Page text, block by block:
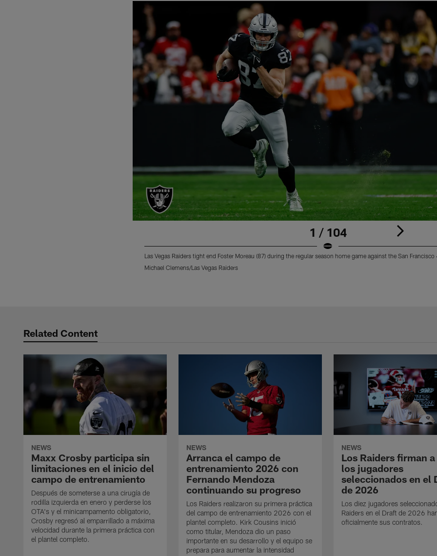
1 / 104
Las Vegas Raiders tight end Foster Moreau (87) during the regular season home game against the San
Michael Clemens/Las Vegas Raiders
Related Content
NEWS
Maxx Crosby participa sin
limitaciones en el inicio del
campo de entrenamiento
Después de someterse a una cirugía de
rodilla izquierda en enero y perderse los
OTA's y el minicampamento obligatorio,
Crosby regresó al emparrillado a máxima
velocidad durante la primera práctica con
el plantel completo.
NEWS
Arranca el campo de
entrenamiento 2026 con
Fernando Mendoza
continuando su progreso
Los Raiders realizaron su primera práctica
del campo de entrenamiento 2026 con el
plantel completo. Kirk Cousins inició
como titular, Mendoza dio un paso
importante en su desarrollo y el equipo se
prepara para aumentar la intensidad
NEWS
Los Raiders firman
los jugadores
seleccionados en el
de 2026
Los diez jugadores
Raiders en el Draft de 2026
oficialmente sus contratos.